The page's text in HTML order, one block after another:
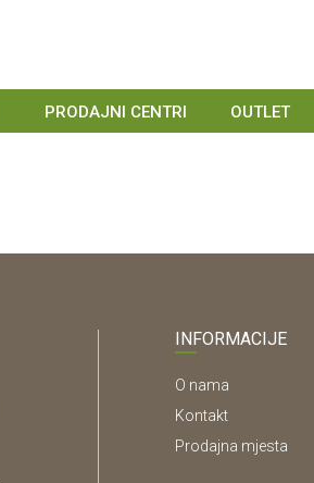
PRODAJNI CENTRI OUTLET
INFORMACIJE
O nama
Kontakt
Prodajna mjesta